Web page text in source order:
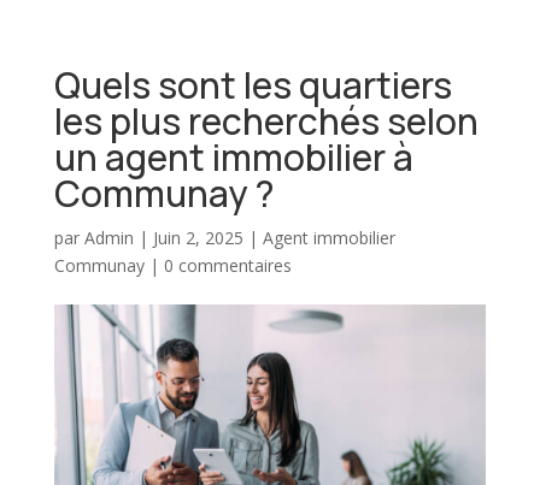
Quels sont les quartiers
les plus recherchés selon
un agent immobilier à
Communay ?
par Admin | Juin 2, 2025 | Agent immobilier
Communay| 0 commentaires